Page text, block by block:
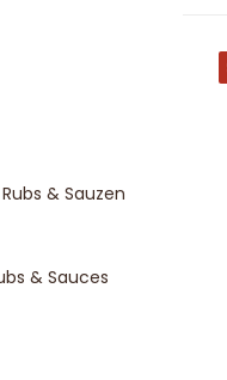
& Sauzen
& Sauces